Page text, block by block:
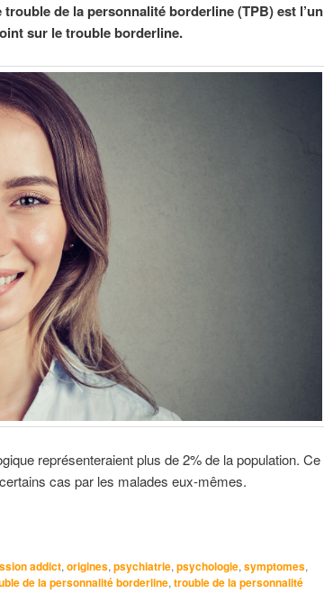
de la personnalité borderline (TPB) est l’un
sur le trouble borderline.
représenteraient plus de 2% de la population. Ce
cas par les malades eux-mêmes.
addict, origines, psychiatrie, psychologie, symptomes,
de la personnalité borderline, trouble de la personnalité